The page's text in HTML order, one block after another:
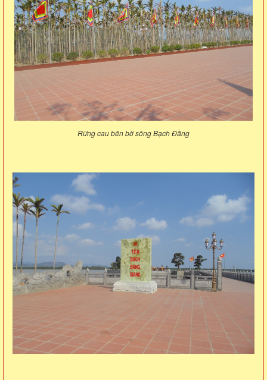
Rừng cau bên bờ sông Bạch Đằng